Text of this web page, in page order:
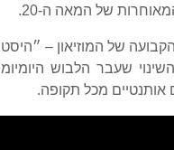
של המאה ה-20.
של המוזיאון –
שעבר הלבוש
אותנטיים מכל תקופה.